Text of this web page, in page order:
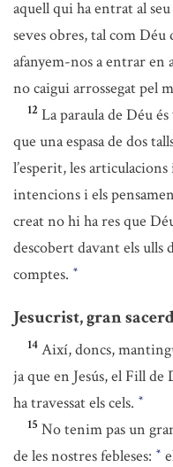
aquell qui ha entrat al seu
seves obres, tal com Déu
afanyem-nos a entrar en
no caigui arrossegat pel
12 La paraula de Déu
que una espasa de dos
l’esperit, les
intencions i els
creat no hi ha res que
descobert davant els ulls
comptes. *
Jesucrist, gran
14 Així, doncs,
ja que en Jesús, el Fill
ha travessat els cels. *
15 No tenim pas un
de les nostres febleses: *